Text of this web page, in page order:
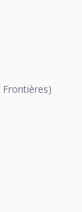
Frontières)